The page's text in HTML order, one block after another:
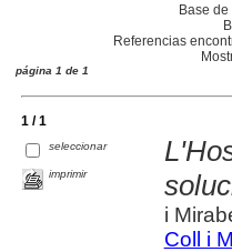
Base de
Referencias
página 1 de 1
1 / 1
seleccionar
imprimir
i
Coll i